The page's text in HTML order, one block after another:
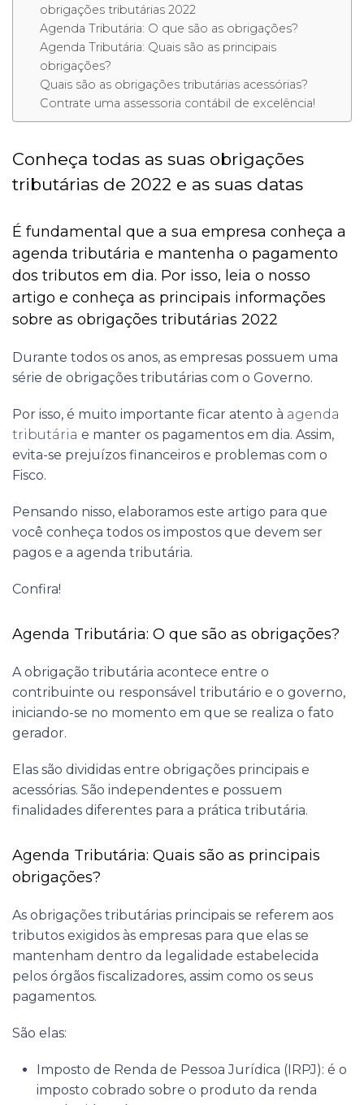
obrigações tributárias 2022
Agenda Tributária: O que são as obrigações?
Agenda Tributária: Quais são as principais
obrigações?
Quais são as obrigações tributárias acessórias?
Contrate uma assessoria contábil de excelência!
Conheça todas as suas obrigações
tributárias de 2022 e as suas datas
É fundamental que a sua empresa conheça a
agenda tributária e mantenha o pagamento
dos tributos em dia. Por isso, leia o nosso
artigo e conheça as principais informações
sobre as obrigações tributárias 2022
Durante todos os anos, as empresas possuem uma
série de obrigações tributárias com o Governo.
Por isso, é muito importante ficar atento à agenda
tributária e manter os pagamentos em dia. Assim,
evita-se prejuízos financeiros e problemas com o
Fisco.
Pensando nisso, elaboramos este artigo para que
você conheça todos os impostos que devem ser
pagos e a agenda tributária.
Confira!
Agenda Tributária: O que são as obrigações?
A obrigação tributária acontece entre o
contribuinte ou responsável tributário e o governo,
iniciando-se no momento em que se realiza o fato
gerador.
Elas são divididas entre obrigações principais e
acessórias. São independentes e possuem
finalidades diferentes para a prática tributária.
Agenda Tributária: Quais são as principais
obrigações?
As obrigações tributárias principais se referem aos
tributos exigidos às empresas para que elas se
mantenham dentro da legalidade estabelecida
pelos órgãos fiscalizadores, assim como os seus
pagamentos.
São elas:
Imposto de Renda de Pessoa Jurídica (IRPJ): é o
imposto cobrado sobre o produto da renda